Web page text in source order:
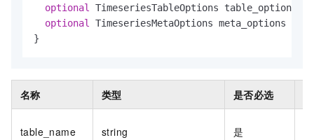
optional
TimeseriesTableOptions table_options =
optional
TimeseriesMetaOptions meta_options =
}
名称 类型 是否必选
table_name string 是